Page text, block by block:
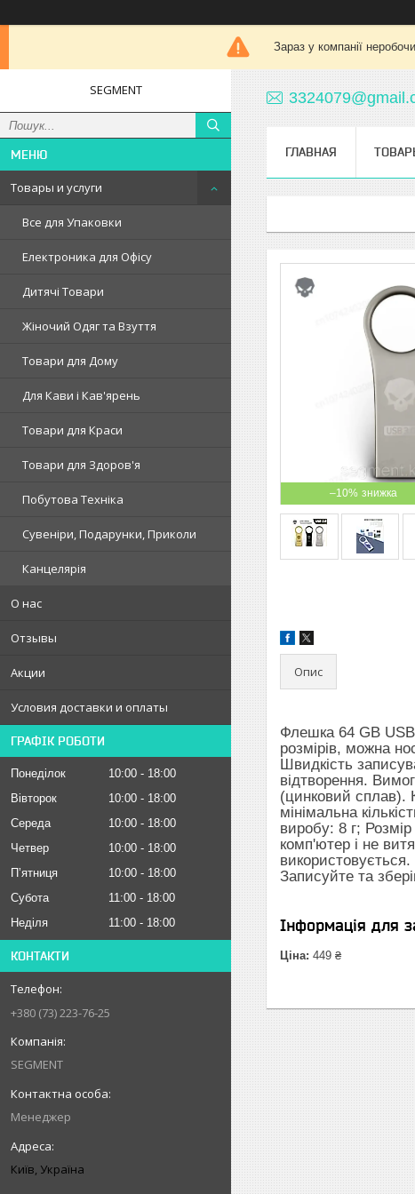
Зараз у компанії
SEGMENT
Товары и услуги
Все для Упаковки
Електроника для Офісу
Дитячі Товари
Жіночий Одяг та Взуття
Товари для Дому
Для Кави і Кав'ярень
Товари для Краси
Товари для Здоров'я
Побутова Техніка
Сувеніри, Подарунки, Приколи
Канцелярія
О нас
Отзывы
Акции
Условия доставки и оплаты
ГРАФІК РОБОТИ
Понеділок 10:00
18:00
Вівторок
10:00
18:00
Середа
10:00
18:00
Четвер
10:00
18:00
Пʼятниця
10:00
18:00
Субота
11:00
18:00
Неділя
11:00 18:00
КОНТАКТИ
+380 (73) 223-76-25
SEGMENT
Менеджер
Київ, Україна
ГЛАВНАЯ
–10%
Опис
Флешка 64 GB
розмірів, можна
Швидкість
відтворення.
(цинковий сплав).
мінімальна
виробу: 8 г;
комп'ютер і не
Записуйте та
Інформація для
Ціна: 449 ₴